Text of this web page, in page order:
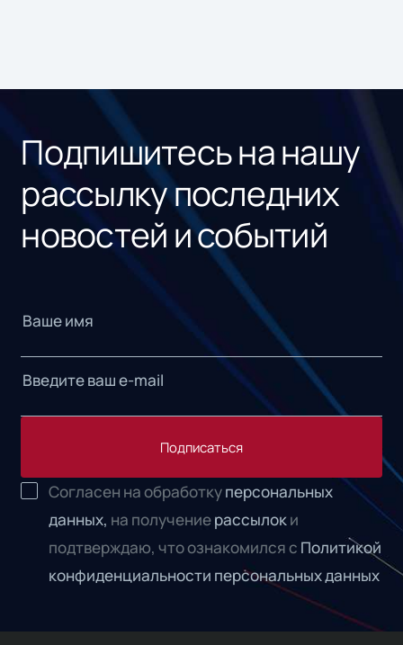
Подпишитесь на нашу
рассылку последних
новостей и событий
Подписаться
Согласен на обработкуперсональных
данных, на получениерассылоки
подтверждаю, что ознакомился с Политикой
конфиденциальности персональных данных